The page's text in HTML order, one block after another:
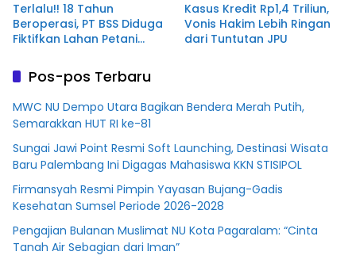
Terlalu!! 18 Tahun
Beroperasi, PT BSS Diduga
Fiktifkan Lahan Petani
Kasus Kredit Rp1,4 Triliun,
Vonis Hakim Lebih Ringan
dari Tuntutan JPU
Pos-pos Terbaru
MWC NU Dempo Utara Bagikan Bendera Merah Putih,
Semarakkan HUT RI ke-81
Sungai Jawi Point Resmi Soft Launching, Destinasi Wisata
Baru Palembang Ini Digagas Mahasiswa KKN STISIPOL
Firmansyah Resmi Pimpin Yayasan Bujang-Gadis
Kesehatan Sumsel Periode 2026-2028
Pengajian Bulanan Muslimat NU Kota Pagaralam: “Cinta
Tanah Air Sebagian dari Iman”